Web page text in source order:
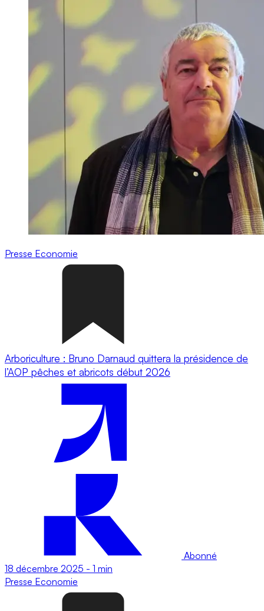
Presse Economie
Arboriculture : Bruno Darnaud quittera la présidence de
l’AOP pêches et abricots début 2026
Abonné
18 décembre 2025 - 1 min
Presse Economie